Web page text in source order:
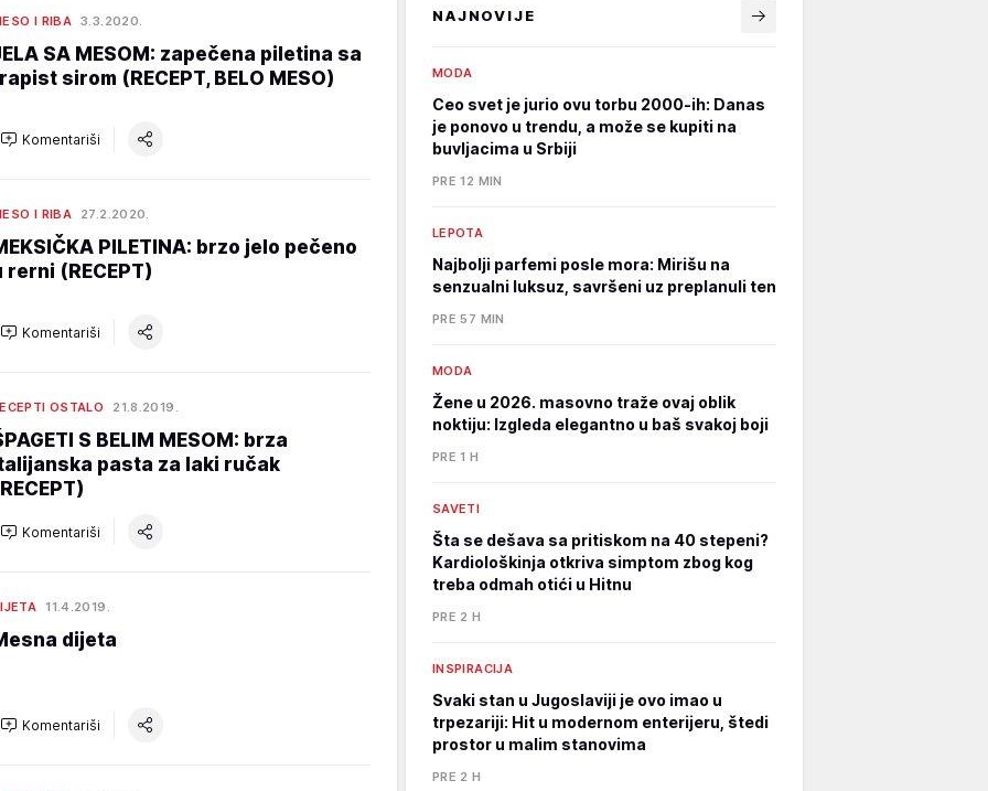
I RIBA 3.3.2020.
SA MESOM: zapečena piletina sa
sirom (RECEPT, BELO MESO)
Komentariši
I RIBA 27.2.2020.
PILETINA: brzo jelo pečeno
rerni (RECEPT)
Komentariši
OSTALO 21.8.2019.
S BELIM MESOM: brza
pasta za laki ručak
Komentariši
11.4.2019.
dijeta
Komentariši
NAJNOVIJE
MODA
Ceo svet je jurio ovu torbu 2000-ih: Danas
je ponovo u trendu, a može se kupiti na
buvljacima u Srbiji
PRE 12 MIN
LEPOTA
Najbolji parfemi posle mora: Mirišu na
senzualni luksuz, savršeni uz preplanuli ten
PRE 57 MIN
MODA
Žene u 2026. masovno traže ovaj oblik
noktiju: Izgleda elegantno u baš svakoj boji
PRE 1 H
SAVETI
Šta se dešava sa pritiskom na 40 stepeni?
Kardiološkinja otkriva simptom zbog kog
treba odmah otići u Hitnu
PRE 2 H
INSPIRACIJA
Svaki stan u Jugoslaviji je ovo imao u
trpezariji: Hit u modernom enterijeru, štedi
prostor u malim stanovima
PRE 2 H